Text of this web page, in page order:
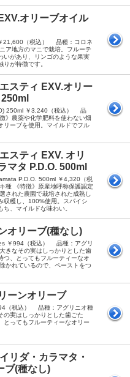
オリーブオイル
21,600（税込） 品種：コロネ
ア地方のマニで栽培。フルーテ
いがあり、リンゴのような果実
が特徴です。
スティ EXV.オリー
250ml ￥3,240（税込） 品
》農薬や化学肥料を使わない畑
リーブを使用。マイルドでフル
スティ EXV. オリ
マタ P.D.O. 500ml
P.D.O. 500ml ￥4,320（税
《特徴》原産地呼称保護認定
された農園で栽培された成熟し
収穫し、100%使用。スパイシ
、マイルドな味わい。
オリーブ(種なし)
￥994（税込） 品種：アグリ
きなその実はしっかりとした歯
つ、とってもフルーティーなオ
かれているので、ペーストをつ
ーンオリーブ
（税込） 品種：アグリニオ種
の実はしっかりとした歯ごた
とってもフルーティーなオリー
リダ・カラマタ・
ブ(種なし)